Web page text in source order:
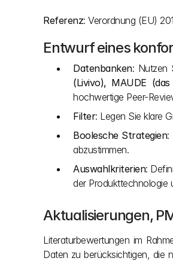
Referenz: Verordnung (EU)
Entwurf eines
Datenbanken: Nutzen
(Livivo), MAUDE
hochwertige Peer-
Filter: Legen Sie klare
Boolesche Strategien:
abzustimmen.
Auswahlkriterien:
der Produkttechnologie
Aktualisierungen,
Literaturbewertungen im
Daten zu berücksichtigen, die